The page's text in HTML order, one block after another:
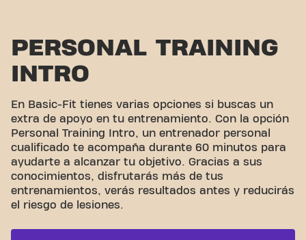
PERSONAL TRAINING
INTRO
En Basic-Fit tienes varias opciones si buscas un
extra de apoyo en tu entrenamiento. Con la opción
Personal Training Intro, un entrenador personal
cualificado te acompaña durante 60 minutos para
ayudarte a alcanzar tu objetivo. Gracias a sus
conocimientos, disfrutarás más de tus
entrenamientos, verás resultados antes y reducirás
el riesgo de lesiones.